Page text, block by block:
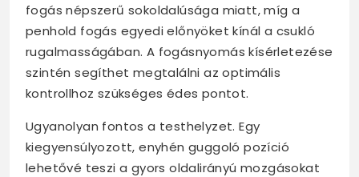
fogás népszerű sokoldalúsága miatt, míg a
penhold fogás egyedi előnyöket kínál a csukló
rugalmasságában. A fogásnyomás kísérletezése
szintén segíthet megtalálni az optimális
kontrollhoz szükséges édes pontot.
Ugyanolyan fontos a testhelyzet. Egy
kiegyensúlyozott, enyhén guggoló pozíció
lehetővé teszi a gyors oldalirányú mozgásokat